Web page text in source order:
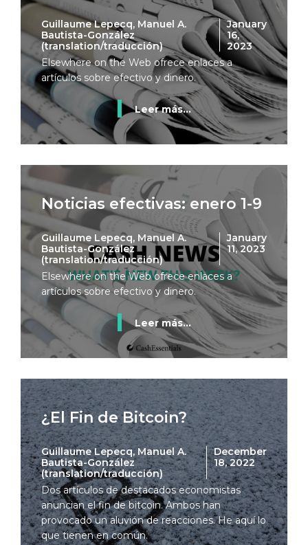
Guillaume Lepecq, Manuel A.
Bautista-González
(translation/traducción)
January
16,
2023
Elsewhere on the Web ofrece enlaces a
artículos sobre efectivo y dinero.
Leer más...
Noticias efectivas: enero 1-9
Guillaume Lepecq, Manuel A.
Bautista-González
(translation/traducción)
January
11, 2023
Elsewhere on the Web ofrece enlaces a
artículos sobre efectivo y dinero.
Leer más...
¿El Fin de Bitcoin?
Guillaume Lepecq, Manuel A.
Bautista-González
(translation/traducción)
December
18, 2022
Dos artículos de destacados economistas
anuncian el fin de bitcoin. Ambos han
provocado un aluvión de reacciones. He aquí lo
que tienen en común.